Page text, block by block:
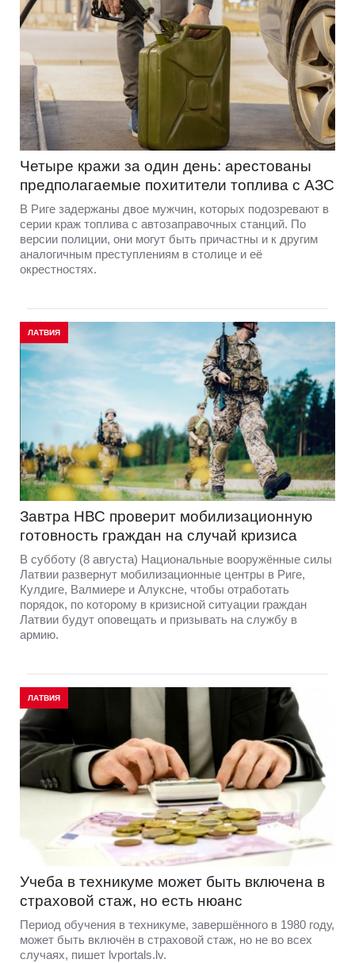
Четыре кражи за один день: арестованы
предполагаемые похитители топлива с АЗС
В Риге задержаны двое мужчин, которых подозревают в
серии краж топлива с автозаправочных станций. По
версии полиции, они могут быть причастны и к другим
аналогичным преступлениям в столице и её
окрестностях.
ЛАТВИЯ
Завтра НВС проверит мобилизационную
готовность граждан на случай кризиса
В субботу (8 августа) Национальные вооружённые силы
Латвии развернут мобилизационные центры в Риге,
Кулдиге, Валмиере и Алуксне, чтобы отработать
порядок, по которому в кризисной ситуации граждан
Латвии будут оповещать и призывать на службу в
армию.
ЛАТВИЯ
Учеба в техникуме может быть включена в
страховой стаж, но есть нюанс
Период обучения в техникуме, завершённого в 1980 году,
может быть включён в страховой стаж, но не во всех
случаях, пишет lvportals.lv.